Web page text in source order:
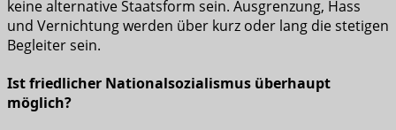
keine alternative Staatsform sein. Ausgrenzung, Hass
und Vernichtung werden über kurz oder lang die stetigen
Begleiter sein.
Ist friedlicher Nationalsozialismus überhaupt
möglich?